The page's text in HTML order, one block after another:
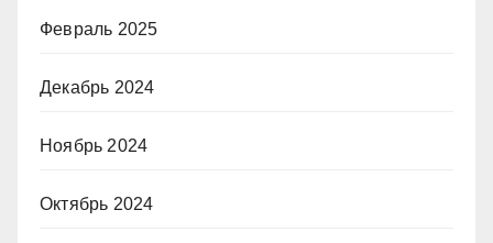
Февраль 2025
Декабрь 2024
Ноябрь 2024
Октябрь 2024